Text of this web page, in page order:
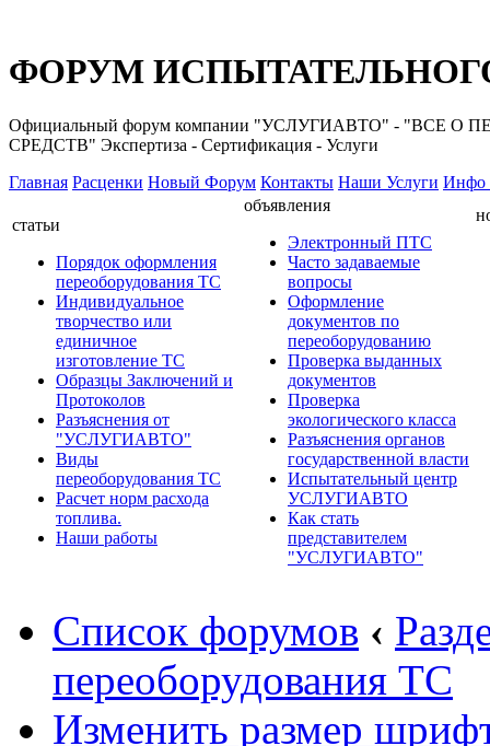
ФОРУМ
Официальный форум компании "УСЛУГИАВТО" -
СРЕДСТВ" Экспертиза - Сертификация - Услуги
Главная Расценки Новый Форум Контакты Наши Услуги Инфо
статьи
Порядок оформления
переоборудования ТС
Индивидуальное
творчество или
единичное
изготовление ТС
Образцы Заключений и
Протоколов
Разъяснения от
"УСЛУГИАВТО"
Виды
переоборудования ТС
Расчет норм расхода
топлива.
Наши работы
объявления
Электронный ПТС
Часто задаваемые
вопросы
Оформление
документов по
переоборудованию
Проверка выданных
документов
Проверка
экологического класса
Разъяснения органов
государственной власти
Испытательный центр
УСЛУГИАВТО
Как стать
представителем
"УСЛУГИАВТО"
Список форумов ‹
переоборудования ТС
Изменить размер